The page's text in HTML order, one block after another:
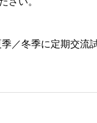
／冬季に定期交流